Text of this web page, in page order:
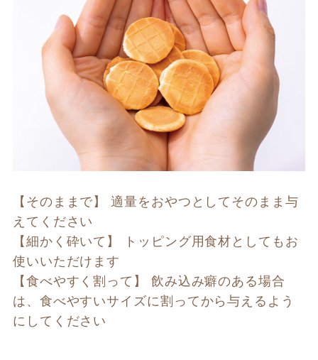
【そのままで】 適量をおやつとしてそのまま与
えてください
【細かく砕いて】 トッピング用食材としてもお
使いいただけます
【食べやすく割って】 飲み込み癖のある場合
は、食べやすいサイズに割ってから与えるよう
にしてください